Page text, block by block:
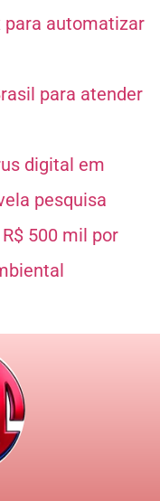
para automatizar
para atender
digital em
pesquisa
500 mil por